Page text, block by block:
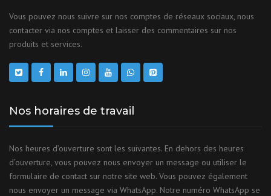
Vous pouvez nous suivre sur nos comptes de réseaux sociaux, nous
contacter via nos comptes et laisser des commentaires sur nos
produits et services.
Nos horaires de travail
Nos heures d’ouverture sont les suivantes. En dehors des heures
d’ouverture, vous pouvez nous envoyer un message ou utiliser le
formulaire de contact sur notre site web. Vous pouvez également
nous envoyer un message via WhatsApp. Notre numéro WhatsApp se